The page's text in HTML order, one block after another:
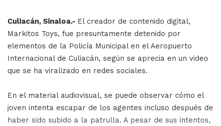
Culiacán, Sinaloa.- El creador de contenido digital,
Markitos Toys, fue presuntamente detenido por
elementos de la Policía Municipal en el Aeropuerto
Internacional de Culiacán, según se aprecia en un video
que se ha viralizado en redes sociales.
En el material audiovisual, se puede observar cómo el
joven intenta escapar de los agentes incluso después de
haber sido subido a la patrulla. A pesar de sus intentos,